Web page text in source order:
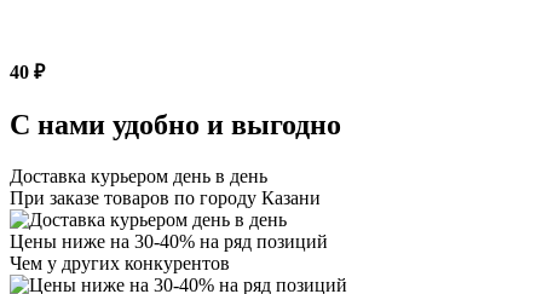
40 ₽
С нами удобно и выгодно
Доставка курьером день в день
При заказе товаров по городу Казани
Цены ниже на 30-40% на ряд позиций
Чем у других конкурентов